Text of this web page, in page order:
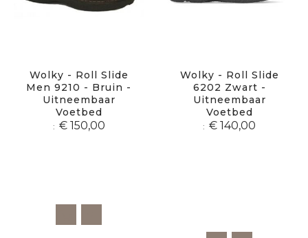
Wolky - Roll Slide
Men 9210 - Bruin -
Uitneembaar
Voetbed
€ 150,00
Wolky - Roll Slide
6202 Zwart -
Uitneembaar
Voetbed
€ 140,00